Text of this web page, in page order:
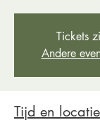
Tickets
Andere
Tijd en locatie